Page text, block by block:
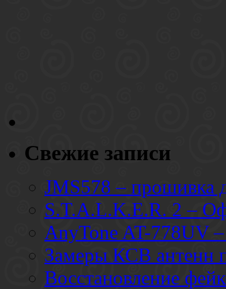
Свежие записи
JMS578 – прошивка
S.T.A.L.K.E.R. 2 –
AnyTone AT-778UV
Замеры КСВ антенн
Восстановление